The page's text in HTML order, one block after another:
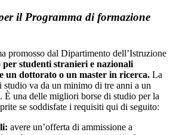
il Programma di formazione
promosso dal Dipartimento dell’Istruzione
per studenti stranieri e nazionali
un dottorato o un master in ricerca. La
studio va da un minimo di tre anni a un
È una delle migliori borse di studio per la
se soddisfate i requisiti qui di seguito:
avere un’offerta di ammissione a